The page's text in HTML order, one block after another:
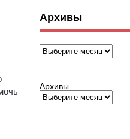
Архивы
Архивы
Архивы